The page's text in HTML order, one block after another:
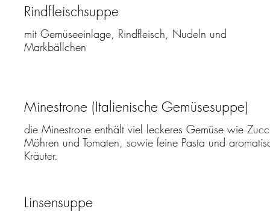
Rindfleischsuppe
mit Gemüseeinlage, Rindfleisch, Nudeln und
Markbällchen
Minestrone (Italienische Gemüsesuppe)
die Minestrone enthält viel leckeres Gemüse wie
Möhren und Tomaten, sowie feine Pasta und
Linsensuppe